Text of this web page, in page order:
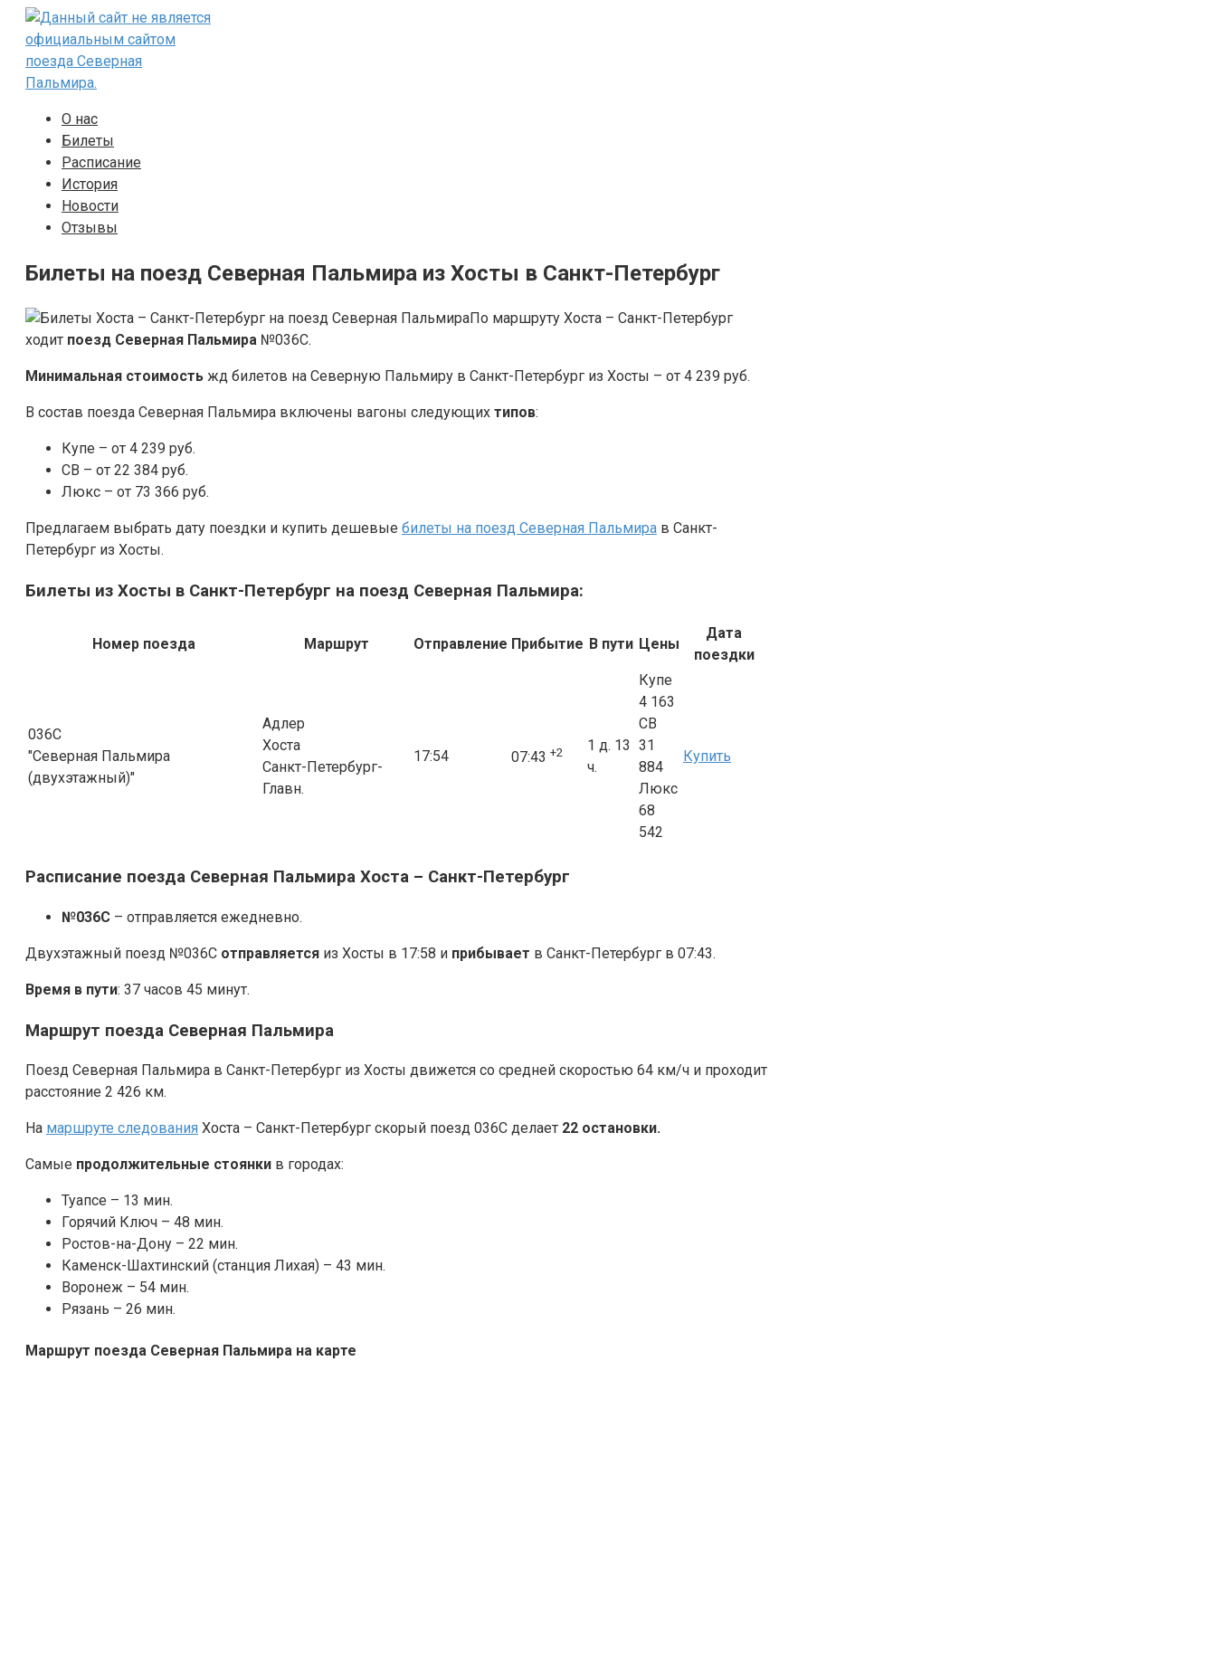
Перейти
контенту
О нас
Билеты
Расписание
История
Новости
Отзывы
Билеты на поезд Северная Пальмира из Хосты в Санкт-Петербург
По маршруту Хоста – Санкт-Петербург
ходит поезд Северная Пальмира №036С.
Минимальная стоимость жд билетов на Северную Пальмиру в Санкт-Петербург из Хосты – от 4 239 руб.
В состав поезда Северная Пальмира включены вагоны следующих типов:
Купе – от 4 239 руб.
СВ – от 22 384 руб.
Люкс – от 73 366 руб.
Предлагаем выбрать дату поездки и купить дешевые билеты на поезд Северная Пальмира в Санкт-
Петербург из Хосты.
Билеты из Хосты в Санкт-Петербург на поезд Северная Пальмира:
Номер поезда Маршрут Отправление Прибытие В пути Цены
Дата
поездки
036С
"Северная Пальмира
(двухэтажный)"
Адлер
Хоста
Санкт-Петербург-
Главн.
17:54 07:43 +2
1 д. 13
ч.
Купе
4 163
СВ
31
884
Люкс
68
542
Купить
Расписание поезда Северная Пальмира Хоста – Санкт-Петербург
№036С – отправляется ежедневно.
Двухэтажный поезд №036С отправляется из Хосты в 17:58 и прибывает в Санкт-Петербург в 07:43.
Время в пути: 37 часов 45 минут.
Маршрут поезда Северная Пальмира
Поезд Северная Пальмира в Санкт-Петербург из Хосты движется со средней скоростью 64 км/ч и проходит
расстояние 2 426 км.
На маршруте следования Хоста – Санкт-Петербург скорый поезд 036С делает 22 остановки.
Самые продолжительные стоянки в городах:
Туапсе – 13 мин.
Горячий Ключ – 48 мин.
Ростов-на-Дону – 22 мин.
Каменск-Шахтинский (станция Лихая) – 43 мин.
Воронеж – 54 мин.
Рязань – 26 мин.
Маршрут поезда Северная Пальмира на карте